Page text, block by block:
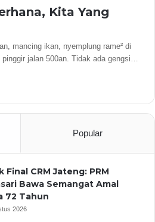
Kita Yang
mancing ikan, nyemplung rame² di
jalan 500an. Tidak ada gengsi…
Popular
Final CRM Jateng: PRM
Bawa Semangat Amal
72 Tahun
2026